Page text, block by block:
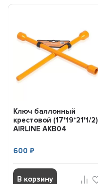
Ключ баллонный
крестовой (17*19*21*1/2)
AIRLINE AKB04
600₽
В корзину